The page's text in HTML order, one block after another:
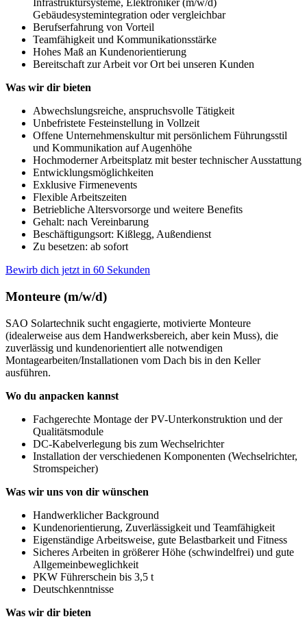
Infrastruktursysteme, Elektroniker (m/w/d)
Gebäudesystemintegration oder vergleichbar
Berufserfahrung von Vorteil
Teamfähigkeit und Kommunikationsstärke
Hohes Maß an Kundenorientierung
Bereitschaft zur Arbeit vor Ort bei unseren Kunden
Was wir dir bieten
Abwechslungsreiche, anspruchsvolle Tätigkeit
Unbefristete Festeinstellung in Vollzeit
Offene Unternehmenskultur mit persönlichem Führungsstil
und Kommunikation auf Augenhöhe
Hochmoderner Arbeitsplatz mit bester technischer Ausstattung
Entwicklungsmöglichkeiten
Exklusive Firmenevents
Flexible Arbeitszeiten
Betriebliche Altersvorsorge und weitere Benefits
Gehalt: nach Vereinbarung
Beschäftigungsort: Kißlegg, Außendienst
Zu besetzen: ab sofort
Bewirb dich jetzt in 60 Sekunden
Monteure (m/w/d)
SAO Solartechnik sucht engagierte, motivierte Monteure
(idealerweise aus dem Handwerksbereich, aber kein Muss), die
zuverlässig und kundenorientiert alle notwendigen
Montagearbeiten/Installationen vom Dach bis in den Keller
ausführen.
Wo du anpacken kannst
Fachgerechte Montage der PV-Unterkonstruktion und der
Qualitätsmodule
DC-Kabelverlegung bis zum Wechselrichter
Installation der verschiedenen Komponenten (Wechselrichter,
Stromspeicher)
Was wir uns von dir wünschen
Handwerklicher Background
Kundenorientierung, Zuverlässigkeit und Teamfähigkeit
Eigenständige Arbeitsweise, gute Belastbarkeit und Fitness
Sicheres Arbeiten in größerer Höhe (schwindelfrei) und gute
Allgemeinbeweglichkeit
PKW Führerschein bis 3,5 t
Deutschkenntnisse
Was wir dir bieten